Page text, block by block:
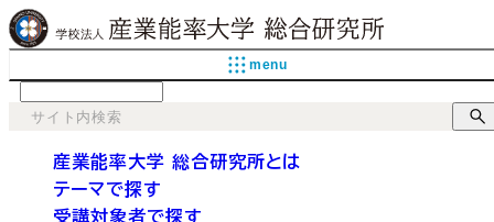
menu
産業能率大学 総合研究所とは
テーマで探す
受講対象者で探す